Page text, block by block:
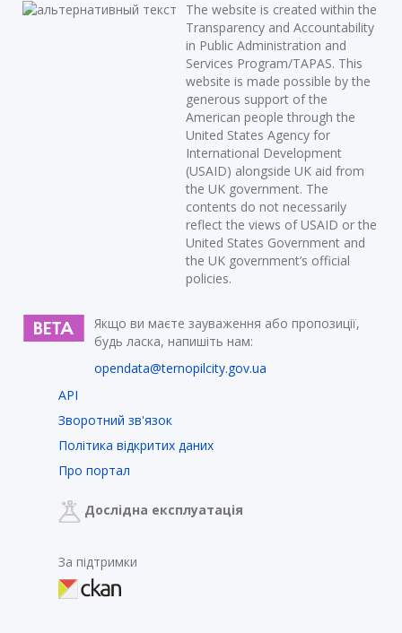
The website is created within the
Transparency and Accountability
in Public Administration and
Services Program/TAPAS. This
website is made possible by the
generous support of the
American people through the
United States Agency for
International Development
(USAID) alongside UK aid from
the UK government. The
contents do not necessarily
reflect the views of USAID or the
United States Government and
the UK government’s official
policies.
Якщо ви маєте зауваження або пропозиції,
будь ласка, напишіть нам:
opendata@ternopilcity.gov.ua
API
Зворотний зв'язок
Політика відкритих даних
Про портал
Дослідна експлуатація
За підтримки